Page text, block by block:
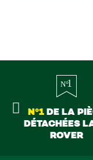
N°1DE LA
DÉTACHÉES
ROVER